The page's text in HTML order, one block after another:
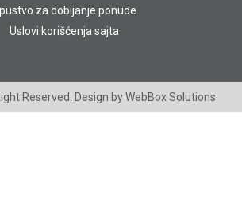
za dobijanje ponude
Uslovi korišćenja sajta
Reserved. Design byWebBox Solutions